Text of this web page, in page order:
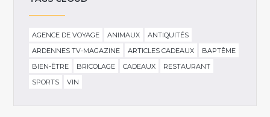
AGENCE DE VOYAGE ANIMAUX
ANTIQUITÉS
ARDENNES TV-MAGAZINE
ARTICLES CADEAUX
BAPTÊME
BIEN-ÊTRE
BRICOLAGE CADEAUX
RESTAURANT
SPORTS
VIN